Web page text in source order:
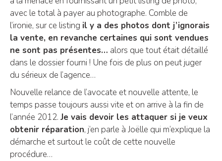
avec le total à payer au photographe. Comble de
l’ironie, sur ce listing il y a des photos dont j’ignorais
la vente, en revanche certaines qui sont vendues
ne sont pas présentes… alors que tout était détaillé
dans le dossier fourni ! Une fois de plus on peut juger
du sérieux de l’agence…
Nouvelle relance de l’avocate et nouvelle attente, le
temps passe toujours aussi vite et on arrive à la fin de
l’année 2012. Je vais devoir les attaquer si je veux
obtenir réparation, j’en parle à Joëlle qui m’explique la
démarche et surtout le coût de cette nouvelle
procédure…